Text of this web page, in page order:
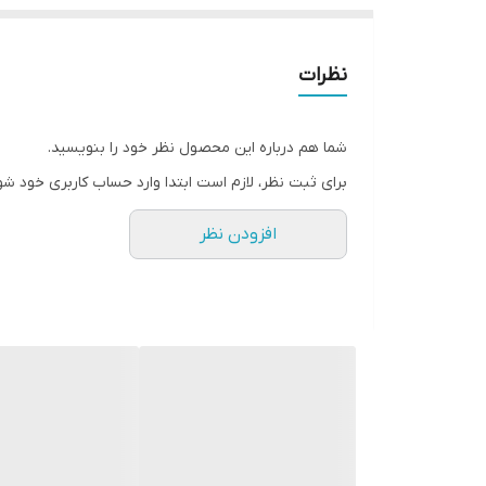
نظرات
شما هم درباره این محصول نظر خود را بنویسید.
برای ثبت نظر، لازم است ابتدا وارد حساب کاربری خود
افزودن نظر